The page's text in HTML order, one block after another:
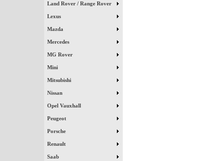
Land Rover / Range Rover
Lexus
Mazda
Mercedes
MG Rover
Mini
Mitsubishi
Nissan
Opel Vauxhall
Peugeot
Porsche
Renault
Saab